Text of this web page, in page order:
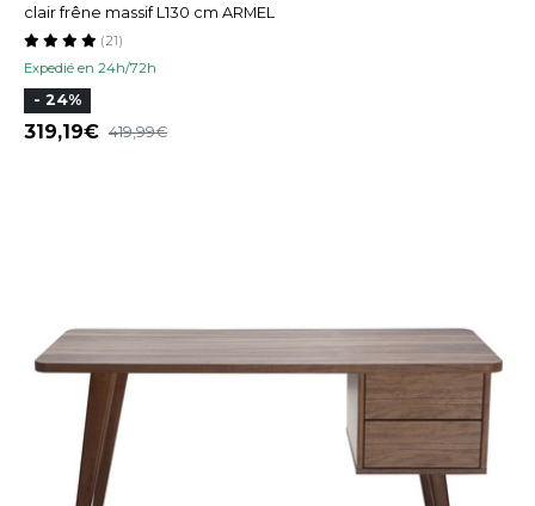
clair frêne massif L130 cm ARMEL
Expedié en 24h/72h
(21)
- 24%
319,19 419,99